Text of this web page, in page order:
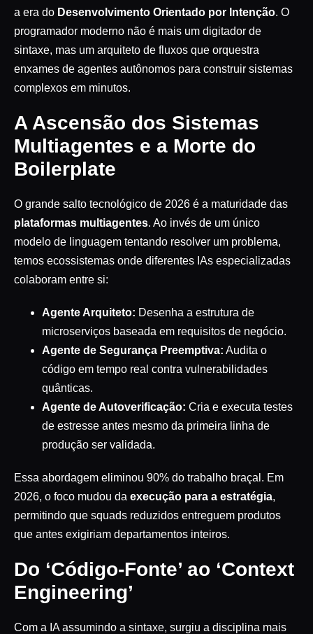
a era do Desenvolvimento Orientado por Intenção. O
programador moderno não é mais um digitador de
sintaxe, mas um arquiteto de fluxos que orquestra
enxames de agentes autônomos para construir sistemas
complexos em minutos.
A Ascensão dos Sistemas
Multiagentes e a Morte do
Boilerplate
O grande salto tecnológico de 2026 é a maturidade das
plataformas multiagentes. Ao invés de um único
modelo de linguagem tentando resolver um problema,
temos ecossistemas onde diferentes IAs especializadas
colaboram entre si:
Agente Arquiteto: Desenha a estrutura de
microserviços baseada em requisitos de negócio.
Agente de Segurança Preemptiva: Audita o
código em tempo real contra vulnerabilidades
quânticas.
Agente de Autoverificação: Cria e executa testes
de estresse antes mesmo da primeira linha de
produção ser validada.
Essa abordagem eliminou 90% do trabalho braçal. Em
2026, o foco mudou da execução para a estratégia,
permitindo que squads reduzidos entreguem produtos
que antes exigiriam departamentos inteiros.
Do ‘Código-Fonte’ ao ‘Context
Engineering’
Com a IA assumindo a sintaxe, surgiu a disciplina mais